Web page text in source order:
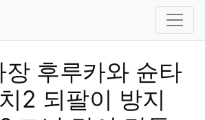
장 후루카와 슌타
2 되팔이 방지